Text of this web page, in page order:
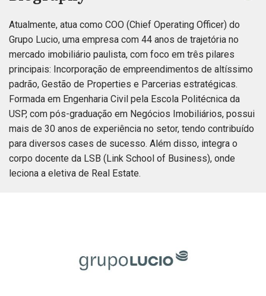
Atualmente, atua como COO (Chief Operating Officer) do
Grupo Lucio, uma empresa com 44 anos de trajetória no
mercado imobiliário paulista, com foco em três pilares
principais: Incorporação de empreendimentos de altíssimo
padrão, Gestão de Properties e Parcerias estratégicas.
Formada em Engenharia Civil pela Escola Politécnica da
USP, com pós-graduação em Negócios Imobiliários, possui
mais de 30 anos de experiência no setor, tendo contribuído
para diversos cases de sucesso. Além disso, integra o
corpo docente da LSB (Link School of Business), onde
leciona a eletiva de Real Estate.